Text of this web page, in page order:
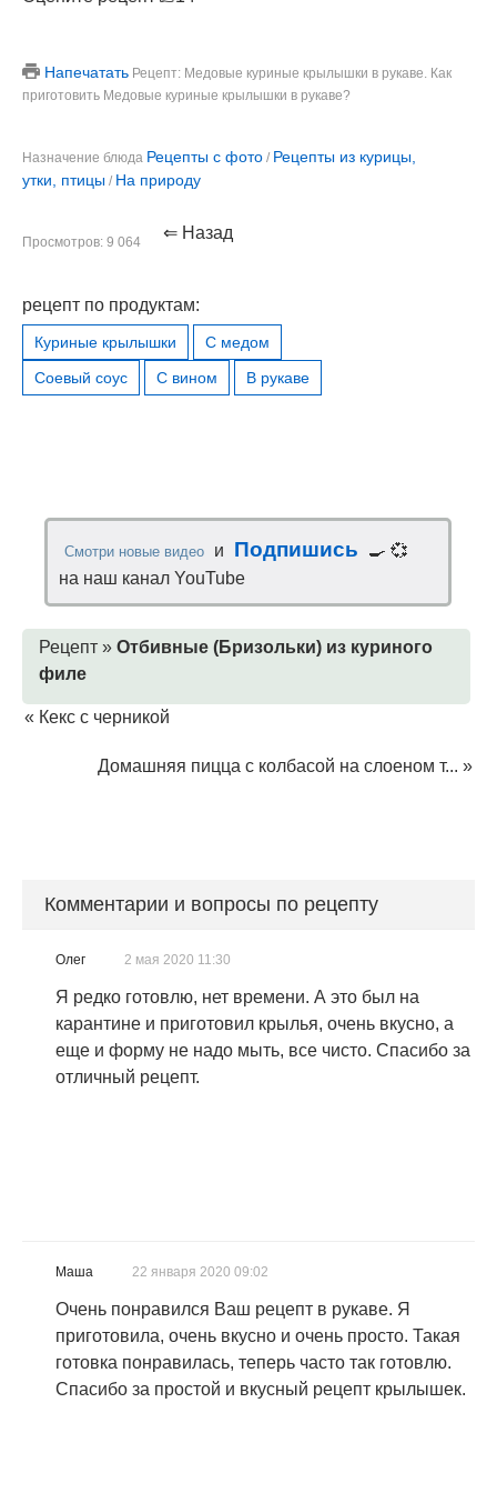
Напечатать Рецепт: Медовые куриные крылышки в рукаве. Как
приготовить Медовые куриные крылышки в рукаве?
Назначение блюда Рецепты с фото / Рецепты из курицы,
утки, птицы / На природу
Просмотров: 9 064 ⇐ Назад
рецепт по продуктам:
Куриные крылышки
С медом
Соевый соус
С вином В рукаве
Смотри новые видео и Подпишись
🍳 💞
на наш канал YouTube
Рецепт » Отбивные (Бризольки) из куриного
филе
« Кекс с черникой
Домашняя пицца с колбасой на слоеном т... »
Комментарии и вопросы по рецепту
Олег 2 мая 2020 11:30
Я редко готовлю, нет времени. А это был на
карантине и приготовил крылья, очень вкусно, а
еще и форму не надо мыть, все чисто. Спасибо за
отличный рецепт.
Маша 22 января 2020 09:02
Очень понравился Ваш рецепт в рукаве. Я
приготовила, очень вкусно и очень просто. Такая
готовка понравилась, теперь часто так готовлю.
Спасибо за простой и вкусный рецепт крылышек.